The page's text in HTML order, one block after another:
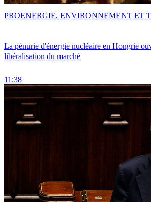
La pénurie d'énergie nucléaire en Hongrie
libéralisation du marché
11:38
PROENERGIE, ENVIRONNEMENT ET